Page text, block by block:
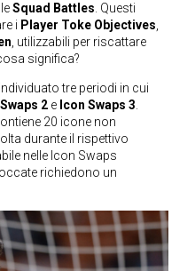
Squad Battles. Questi
i Player Toke Objectives,
, utilizzabili per riscattare
significa?
tre periodi in cui
2 e Icon Swaps 3.
20 icone non
durante il rispettivo
nelle Icon Swaps
richiedono un